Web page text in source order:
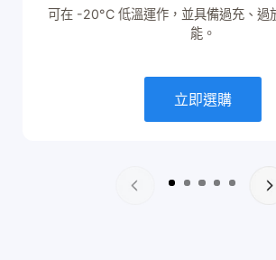
可在 -20°C 低溫運作，並具備過充、過
能。
立即選購